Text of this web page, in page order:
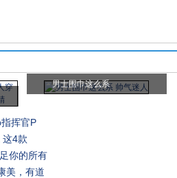
男士围巾这么系
挥官P
这4款
你的所有
美，有道